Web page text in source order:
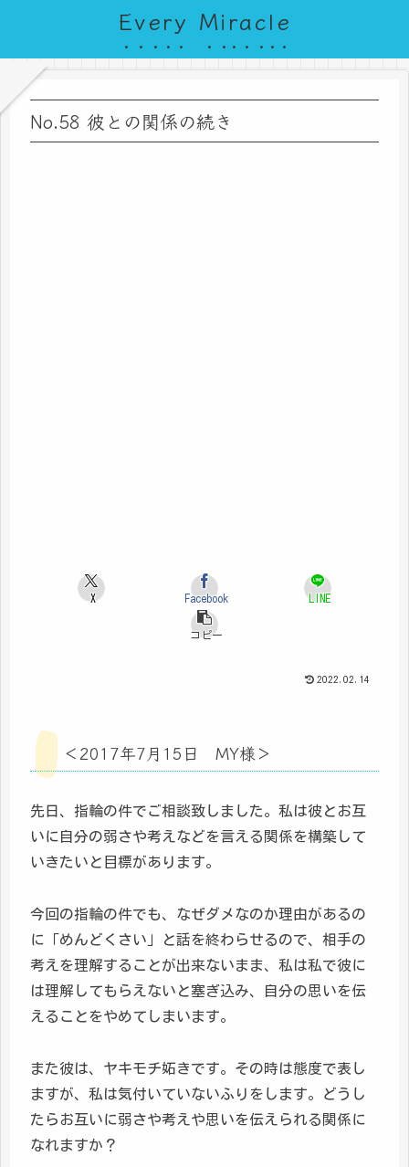
Every Miracle
No.58 彼との関係の続き
X Facebook LINE
コピー
2022.02.14
＜2017年7月15日 MY様＞
先日、指輪の件でご相談致しました。私は彼とお互
いに自分の弱さや考えなどを言える関係を構築して
いきたいと目標があります。
今回の指輪の件でも、なぜダメなのか理由があるの
に「めんどくさい」と話を終わらせるので、相手の
考えを理解することが出来ないまま、私は私で彼に
は理解してもらえないと塞ぎ込み、自分の思いを伝
えることをやめてしまいます。
また彼は、ヤキモチ妬きです。その時は態度で表し
ますが、私は気付いていないふりをします。どうし
たらお互いに弱さや考えや思いを伝えられる関係に
なれますか？